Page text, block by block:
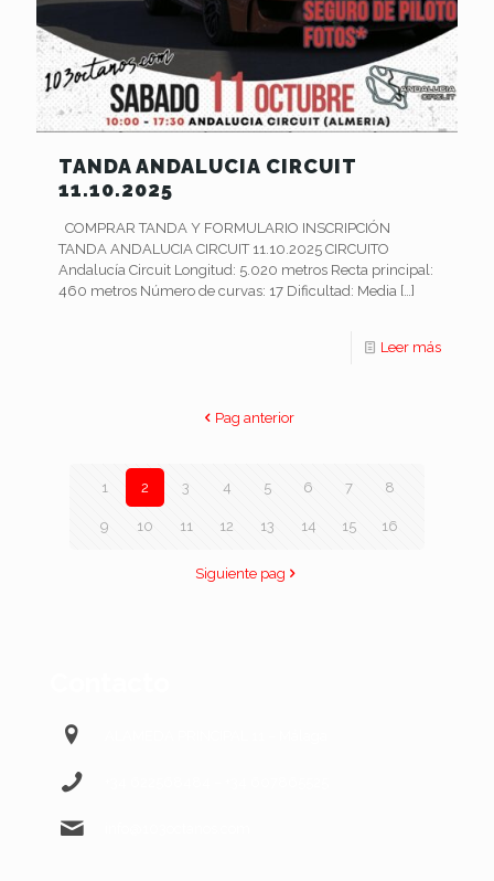
TANDA ANDALUCIA CIRCUIT
11.10.2025
COMPRAR TANDA Y FORMULARIO INSCRIPCIÓN
TANDA ANDALUCIA CIRCUIT 11.10.2025 CIRCUITO
Andalucía Circuit Longitud: 5.020 metros Recta principal:
460 metros Número de curvas: 17 Dificultad: Media […]
Leer más
Pag anterior
1 2 3 4 5 6 7 8
9 10 11 12 13 14 15 16
Siguiente pag